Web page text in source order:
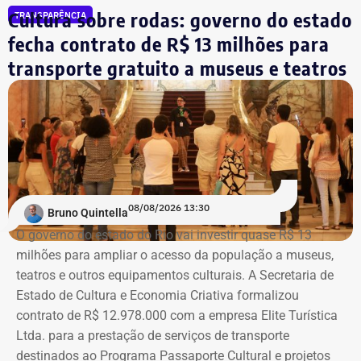
sistema DivulgaCand, do Tribunal Superior
Eleitoral (TSE).
Trecho da ação civil pública que pede a investigação de nove páginas no
Instagram sobre Búzios — Foto: Reprodução.
Na ação, a prefeitura também pede informações
cadastrais, endereços eletrônicos, telefones, IPs,
dispositivos utilizados, histórico de nomes,
administradores atuais e anteriores, contas vinculadas,
meios de recuperação, contas publicitárias e dados de
pagamento. Com isso, a Meta também seria obrigada a
elaborar uma tabela comparativa, indicando se os perfis
compartilham telefones, dispositivos, endereços de IP,
administradores, contas de anúncios, meios de
pagamento ou gerenciadores de negócios.
Mello Franco, que receberá uma exposição com as novas
aquisições do acervo, e a Sala Bernardelli, que será aberta
integralmente. Em setembro, a sala também abrigará a
mostra “Abolicionistas Brasileiras”.
Com informações do colunista Ancelmo Gois, do Jornal
“O Globo”.
TRANSPARÊNCIA
Cultura sobre rodas: governo do estado
fecha contrato de R$ 13 milhões para
transporte gratuito a museus e teatros
Bruno Quintella08/08/2026 13:30
O governo do estado do Rio vai investir quase R$ 13
milhões para ampliar o acesso da população a museus,
teatros e outros equipamentos culturais. A Secretaria de
Estado de Cultura e Economia Criativa formalizou
contrato de R$ 12.978.000 com a empresa Elite Turística
Ltda. para a prestação de serviços de transporte
destinados ao Programa Passaporte Cultural e projetos